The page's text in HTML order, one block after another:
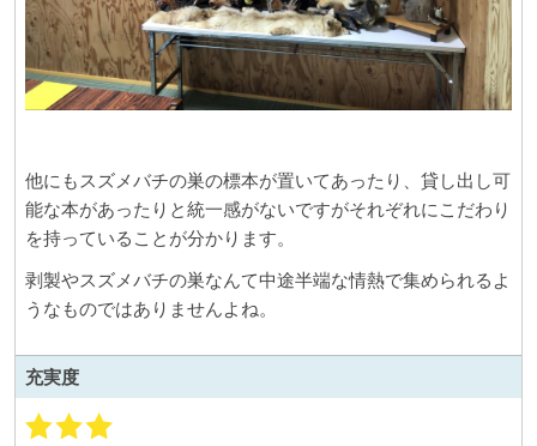
他にもスズメバチの巣の標本が置いてあったり、貸し出し可
能な本があったりと統一感がないですがそれぞれにこだわり
を持っていることが分かります。
剥製やスズメバチの巣なんて中途半端な情熱で集められるよ
うなものではありませんよね。
充実度